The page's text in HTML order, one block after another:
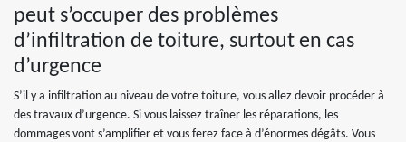
peut s’occuper des problèmes
d’infiltration de toiture, surtout en cas
d’urgence
S’il y a infiltration au niveau de votre toiture, vous allez devoir procéder à
des travaux d’urgence. Si vous laissez traîner les réparations, les
dommages vont s’amplifier et vous ferez face à d’énormes dégâts. Vous